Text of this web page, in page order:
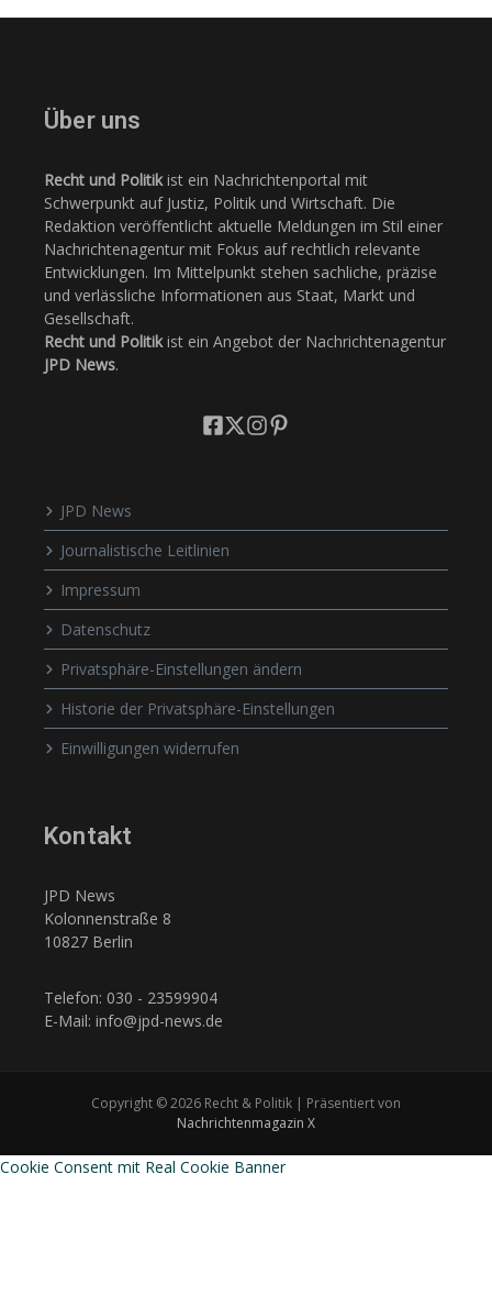
Über uns
Recht und Politikist ein Nachrichtenportal mit
Schwerpunkt auf Justiz, Politik und Wirtschaft. Die
Redaktion veröffentlicht aktuelle Meldungen im Stil einer
Nachrichtenagentur mit Fokus auf rechtlich relevante
Entwicklungen. Im Mittelpunkt stehen sachliche, präzise
und verlässliche Informationen aus Staat, Markt und
Gesellschaft.
Recht und Politikist ein Angebot der Nachrichtenagentur
JPD News.
JPD News
Journalistische Leitlinien
Impressum
Datenschutz
Privatsphäre-Einstellungen ändern
Historie der Privatsphäre-Einstellungen
Einwilligungen widerrufen
Kontakt
JPD News
Kolonnenstraße 8
10827 Berlin
Telefon: 030 - 23599904
E-Mail: info@jpd-news.de
Copyright © 2026 Recht & Politik | Präsentiert von
Nachrichtenmagazin X
Cookie Consent mit Real Cookie Banner